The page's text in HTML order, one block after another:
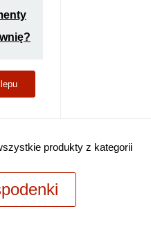
produkty z kategorii